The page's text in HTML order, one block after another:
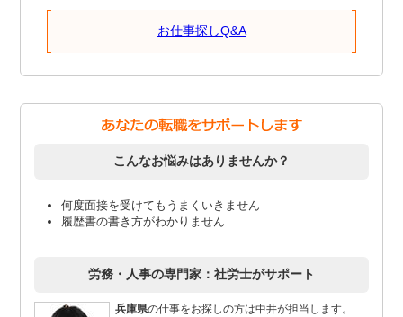
お仕事探しQ&A
こんなお悩みはありませんか？
何度面接を受けてもうまくいきません
履歴書の書き方がわかりません
労務・人事の専門家：社労士がサポート
兵庫県の仕事をお探しの方は中井が担当します。